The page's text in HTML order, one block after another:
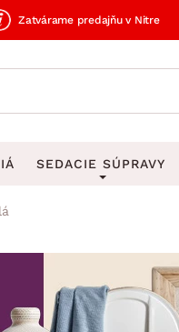
Zatvárame predajňu v Nitre
SEDACIE SÚPRAVY
Rohové sedacie
Sedacie súpravy
Sedacie súpravy